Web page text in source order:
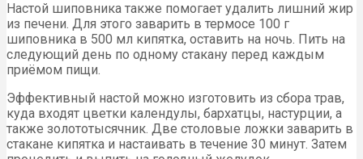
Настой шиповника также помогает удалить лишний жир
из печени. Для этого заварить в термосе 100 г
шиповника в 500 мл кипятка, оставить на ночь. Пить на
следующий день по одному стакану перед каждым
приёмом пищи.
Эффективный настой можно изготовить из сбора трав,
куда входят цветки календулы, бархатцы, настурции, а
также золототысячник. Две столовые ложки заварить в
стакане кипятка и настаивать в течение 30 минут. Затем